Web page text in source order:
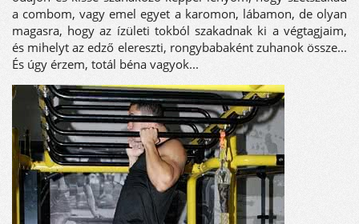
a combom, vagy emel egyet a karomon, lábamon, de olyan
magasra, hogy az ízületi tokból szakadnak ki a végtagjaim,
és mihelyt az edző elereszti, rongybabaként zuhanok össze...
És úgy érzem, totál béna vagyok...